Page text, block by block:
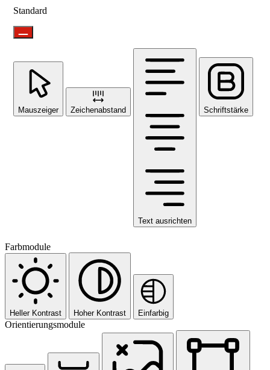
Standard
Mauszeiger Zeichenabstand
Text ausrichten
Schriftstärke
Farbmodule
Heller Kontrast Hoher Kontrast Einfarbig
Orientierungsmodule